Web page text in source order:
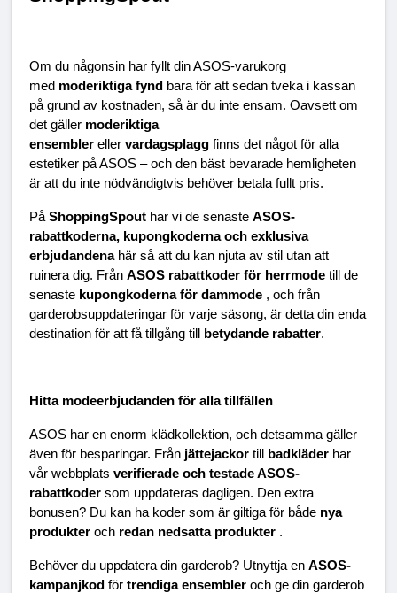
Om du någonsin har fyllt din ASOS-varukorg
med moderiktiga fynd bara för att sedan tveka i kassan
på grund av kostnaden, så är du inte ensam. Oavsett om
det gäller moderiktiga
ensembler eller vardagsplagg finns det något för alla
estetiker på ASOS – och den bäst bevarade hemligheten
är att du inte nödvändigtvis behöver betala fullt pris.
På ShoppingSpout har vi de senaste ASOS-
rabattkoderna, kupongkoderna och exklusiva
erbjudandena här så att du kan njuta av stil utan att
ruinera dig. Från ASOS rabattkoder för herrmode till de
senaste kupongkoderna för dammode , och från
garderobsuppdateringar för varje säsong, är detta din enda
destination för att få tillgång till
betydande rabatter.
Hitta modeerbjudanden för alla tillfällen
ASOS har en enorm klädkollektion, och detsamma gäller
även för besparingar. Från jättejackor till badkläder har
vår webbplats verifierade och testade ASOS-
rabattkoder som uppdateras dagligen. Den extra
bonusen? Du kan ha koder som är giltiga för både nya
produkter och redan nedsatta produkter .
Behöver du uppdatera din garderob? Utnyttja en ASOS-
kampanjkod för trendiga ensembler och ge din garderob